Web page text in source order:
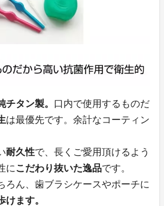
チタン製。 口内で使用するものだ
は最優先です。余計なコーティン
耐久性で、長くご愛用頂けるよう
に こだわり抜いた逸品です。
ろん、歯ブラシケースやポーチに
けます。